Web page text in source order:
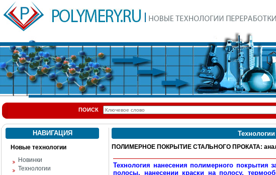
ПОИСК
НАВИГАЦИЯ
Новые технологии
Новинки
Технологии
Технологии
ПОЛИМЕРНОЕ ПОКРЫТИЕ СТАЛЬНОГО ПРОКАТА:
Технология нанесения полимерного покрытия
полосы, нанесении краски на полосу,